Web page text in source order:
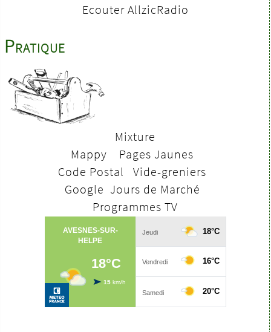
Ecouter AllzicRadio
Pratique
Mixture
Mappy
Pages Jaunes
Code Postal
Vide-greniers
Google Jours de Marché
Programmes TV